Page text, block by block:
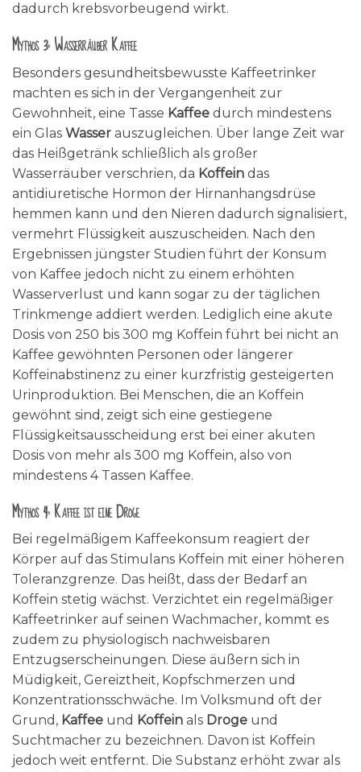
dadurch krebsvorbeugend wirkt.
Mythos 3: Wasserräuber Kaffee
Besonders gesundheitsbewusste Kaffeetrinker
machten es sich in der Vergangenheit zur
Gewohnheit, eine Tasse Kaffee durch mindestens
ein Glas Wasser auszugleichen. Über lange Zeit war
das Heißgetränk schließlich als großer
Wasserräuber verschrien, da Koffein das
antidiuretische Hormon der Hirnanhangsdrüse
hemmen kann und den Nieren dadurch signalisiert,
vermehrt Flüssigkeit auszuscheiden. Nach den
Ergebnissen jüngster Studien führt der Konsum
von Kaffee jedoch nicht zu einem erhöhten
Wasserverlust und kann sogar zu der täglichen
Trinkmenge addiert werden. Lediglich eine akute
Dosis von 250 bis 300 mg Koffein führt bei nicht an
Kaffee gewöhnten Personen oder längerer
Koffeinabstinenz zu einer kurzfristig gesteigerten
Urinproduktion. Bei Menschen, die an Koffein
gewöhnt sind, zeigt sich eine gestiegene
Flüssigkeitsausscheidung erst bei einer akuten
Dosis von mehr als 300 mg Koffein, also von
mindestens 4 Tassen Kaffee.
Mythos 4: Kaffee ist eine Droge
Bei regelmäßigem Kaffeekonsum reagiert der
Körper auf das Stimulans Koffein mit einer höheren
Toleranzgrenze. Das heißt, dass der Bedarf an
Koffein stetig wächst. Verzichtet ein regelmäßiger
Kaffeetrinker auf seinen Wachmacher, kommt es
zudem zu physiologisch nachweisbaren
Entzugserscheinungen. Diese äußern sich in
Müdigkeit, Gereiztheit, Kopfschmerzen und
Konzentrationsschwäche. Im Volksmund oft der
Grund, Kaffee und Koffein als Droge und
Suchtmacher zu bezeichnen. Davon ist Koffein
jedoch weit entfernt. Die Substanz erhöht zwar als